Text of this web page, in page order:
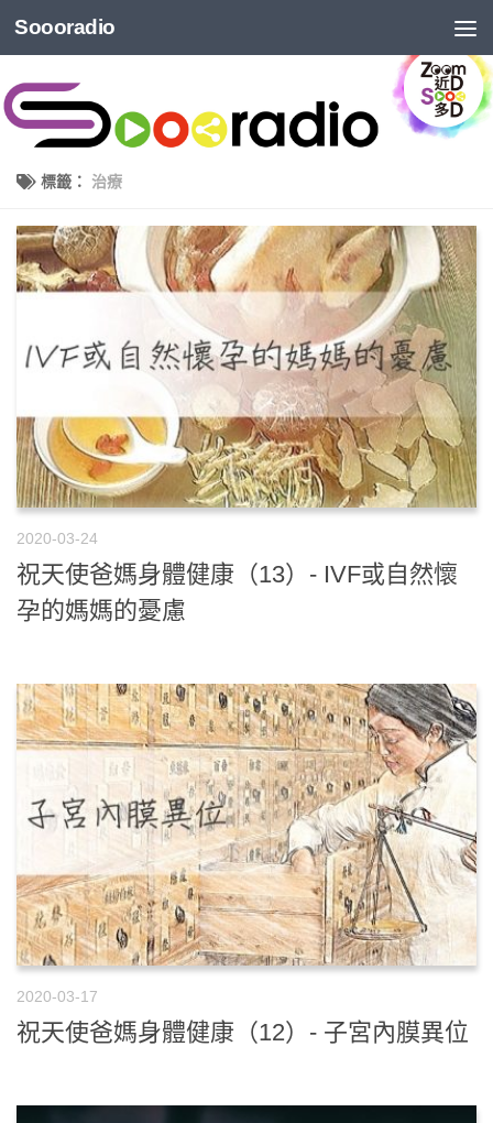
Soooradio
標籤： 治療
2020-03-24
祝天使爸媽身體健康（13）- IVF或自然懷
孕的媽媽的憂慮
2020-03-17
祝天使爸媽身體健康（12）- 子宮內膜異位